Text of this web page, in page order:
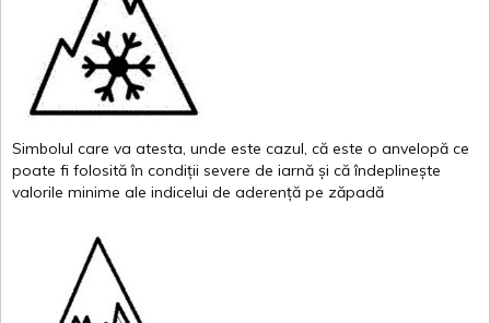
Simbolul care va atesta, unde este cazul, că este o anvelopă ce
poate fi folosită în condiții severe de iarnă și că îndeplinește
valorile minime ale indicelui de aderență pe zăpadă